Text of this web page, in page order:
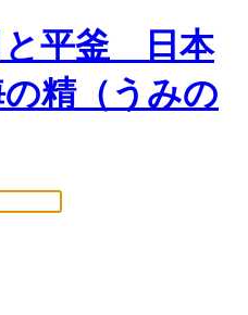
と平釜 日本
精（うみの